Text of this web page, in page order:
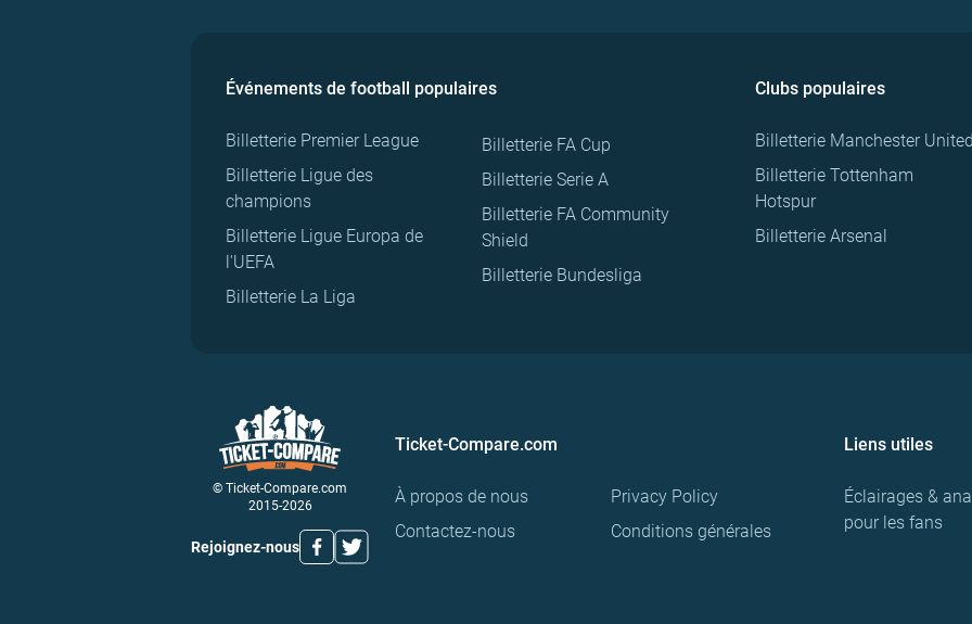
Événements de football populaires
Billetterie Premier League
Billetterie Ligue des
champions
Billetterie Ligue Europa de
l'UEFA
Billetterie La Liga
Billetterie FA Cup
Billetterie Serie A
Billetterie FA Community
Shield
Billetterie Bundesliga
Clubs populaires
Billetterie Manchester
Billetterie Tottenham
Hotspur
Billetterie Arsenal
© Ticket-Compare.com
2015-2026
Rejoignez-nous
Ticket-Compare.com
À propos de nous
Contactez-nous
Privacy Policy
Conditions générales
Liens utiles
Éclairages &
pour les fans